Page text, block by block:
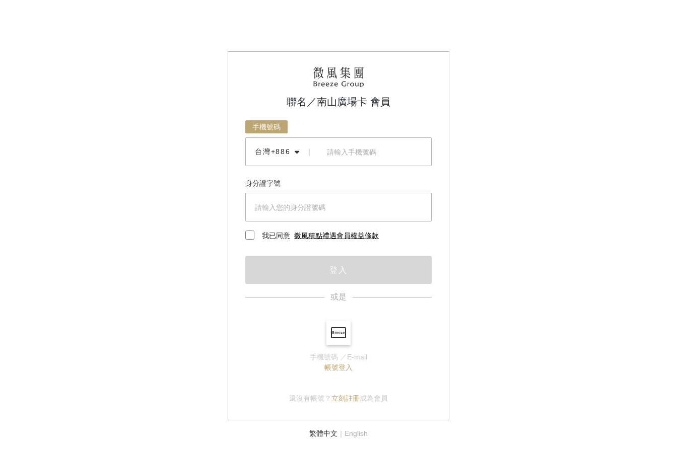
聯名／南山廣場卡 會員
手機號碼
台灣+886
身分證字號
我已同意 微風積點禮遇會員權益條款
登入
或是
手機號碼 ／E-mail
帳號登入
還沒有帳號？ 立刻註冊成為會員
繁體中文 English